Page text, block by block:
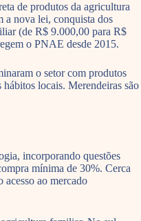
de produtos da agricultura
a nova lei, conquista dos
(de R$ 9.000,00 para R$
o PNAE desde 2015.
o setor com produtos
locais. Merendeiras são
incorporando questões
mínima de 30%. Cerca
ao mercado